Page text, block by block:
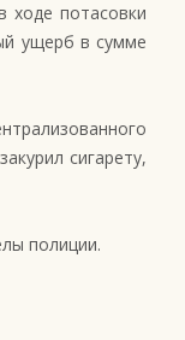
ходе потасовки
ущерб в сумме
сигарету,
полиции.